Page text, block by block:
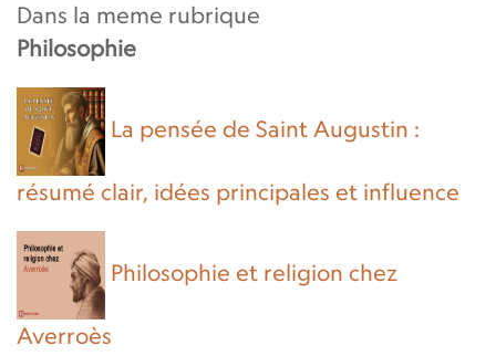
Dans la meme rubrique
Philosophie
La pensée de Saint Augustin :
résumé clair, idées principales et influence
Philosophie et religion chez
Averroès